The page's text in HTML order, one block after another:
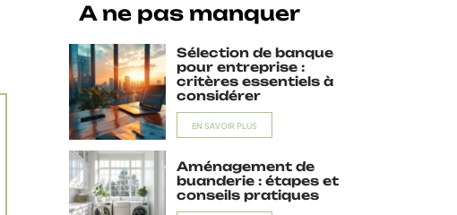
A ne pas manquer
Sélection de banque
pour entreprise :
critères essentiels à
considérer
EN SAVOIR PLUS
Aménagement de
buanderie : étapes et
conseils pratiques